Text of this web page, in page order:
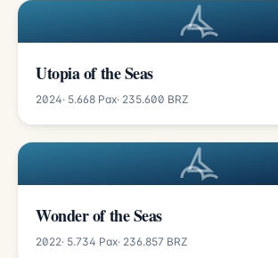
Utopia of the Seas
2024· 5.668 Pax· 235.600 BRZ
Wonder of the Seas
2022· 5.734 Pax· 236.857 BRZ